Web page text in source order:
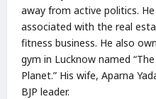
away from active politics.
associated with the real
fitness business. He also
gym in Lucknow named
Planet.” His wife, Aparna
BJP leader.